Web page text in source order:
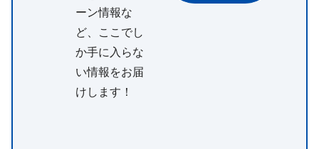
ーン情報な
ど、ここでし
か手に入らな
い情報をお届
けします！